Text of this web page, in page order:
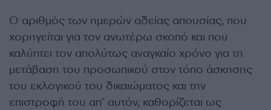
Ο αριθμός των ημερών αδείας απουσίας, που
χορηγείται για τον ανωτέρω σκοπό και που
καλύπτει τον απολύτως αναγκαίο χρόνο για τη
μετάβαση του προσωπικού στον τόπο άσκησης
του εκλογικού του δικαιώματος και την
επιστροφή του απ’ αυτόν, καθορίζεται ως